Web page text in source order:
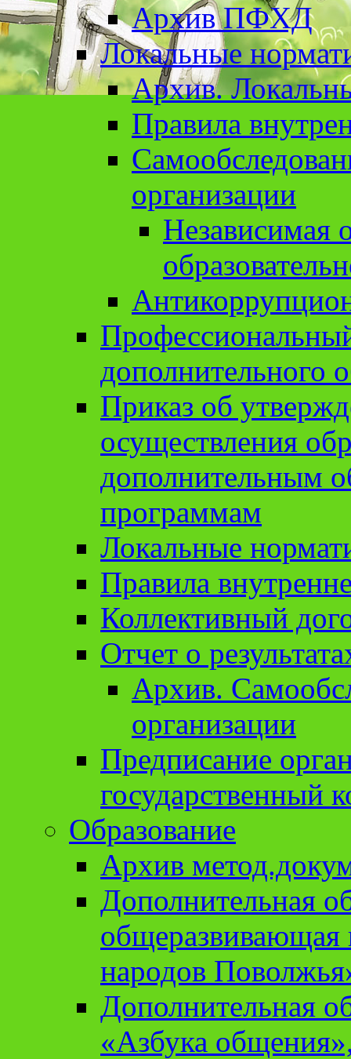
Архив ПФХД
Локальные
Архив.
Правила
организации
Независимая
дополнительного
Приказ об
осуществления
дополнительным
программам
Локальные
Правила
Коллективный
Отчет о
Архив.
организации
Предписание
государственный
Образование
Архив
Дополнительная
народов
Дополнительная
«Азбука